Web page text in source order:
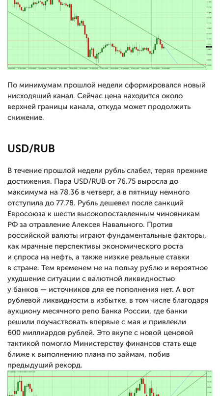
По минимумам прошлой недели сформировался новый
нисходящий канал. Сейчас цена находится около
верхней границы канала, откуда может продолжить
снижение.
USD/RUB
В течение прошлой недели рубль слабел, теряя прежние
достижения. Пара USD/RUB от 76.75 выросла до
максимума на 78.36 в четверг, а в пятницу немного
отступила до 77.78. Рубль дешевел после санкций
Евросоюза к шести высокопоставленным чиновникам
РФ за отравление Алексея Навального. Против
российской валюты играют фундаментальные факторы,
как мрачные перспективы экономического роста
и спроса на нефть, а также низкие реальные ставки
в стране. Тем временем не на пользу рублю и вероятное
ухудшение ситуации с валютной ликвидностью
у банков — источников для ее пополнения нет. А вот
рублевой ликвидности в избытке, в том числе благодаря
аукциону месячного репо Банка России, где банки
решили поучаствовать впервые с мая и привлекли
600 миллиардов рублей. Это вкупе с новой ценовой
тактикой помогло Министерству финансов стать еще
ближе к выполнению плана по займам, побив
предыдущий рекорд.